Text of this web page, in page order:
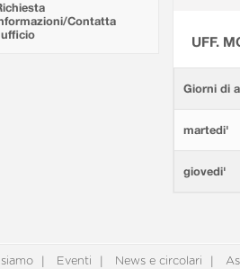
Contatta
UFF.
Giorni di
martedi'
giovedi'
Eventi News e circolari